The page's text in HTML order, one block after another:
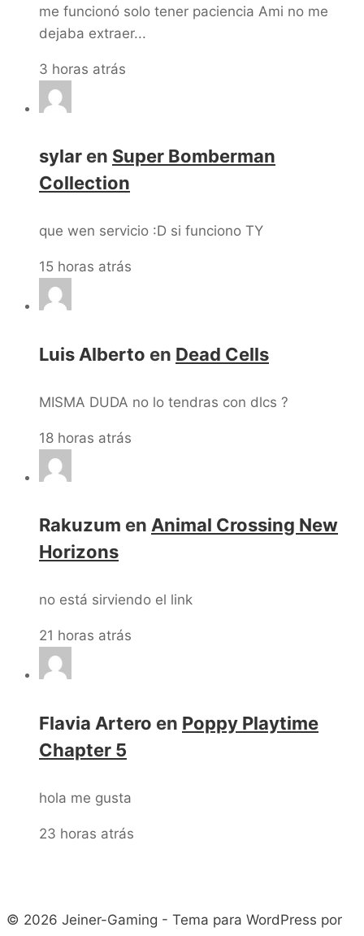
me funcionó solo tener paciencia Ami no me
dejaba extraer...
3 horas atrás
sylar en Super Bomberman
Collection
que wen servicio :D si funciono TY
15 horas atrás
Luis Alberto en Dead Cells
MISMA DUDA no lo tendras con dlcs ?
18 horas atrás
Rakuzum en Animal Crossing New
Horizons
no está sirviendo el link
21 horas atrás
Flavia Artero en Poppy Playtime
Chapter 5
hola me gusta
23 horas atrás
© 2026 Jeiner-Gaming - Tema para WordPress por